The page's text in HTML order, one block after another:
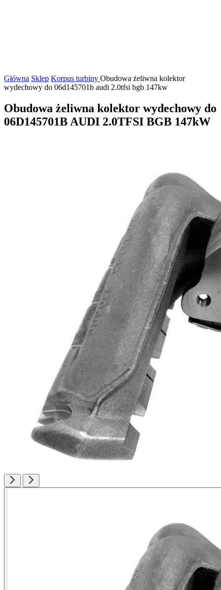
Główna Sklep Korpus turbiny Obudowa żeliwna kolektor
wydechowy do 06d145701b audi 2.0tfsi bgb 147kw
Obudowa żeliwna kolektor wydechowy do
06D145701B AUDI 2.0TFSI BGB 147kW